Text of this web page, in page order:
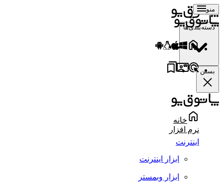
منو
دسته‌بندی‌ها
بستن
خانه
نرم افزار
اینترنت
ابزار اینترنت
ابزار وبمستر